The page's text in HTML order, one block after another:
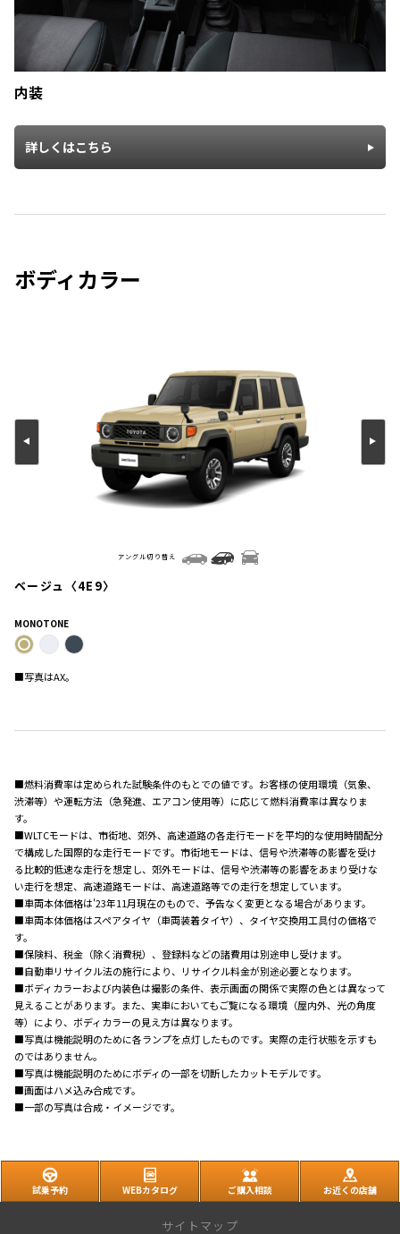
内装
詳しくはこちら
ボディカラー
ベージュ〈4E9〉
アングル切り替え
MONOTONE
■写真はAX。
■燃料消費率は定められた試験条件のもとでの値です。お客様の使用環境（気象、
渋滞等）や運転方法（急発進、エアコン使用等）に応じて燃料消費率は異なりま
す。
■WLTCモードは、市街地、郊外、高速道路の各走行モードを平均的な使用時間配分
で構成した国際的な走行モードです。市街地モードは、信号や渋滞等の影響を受け
る比較的低速な走行を想定し、郊外モードは、信号や渋滞等の影響をあまり受けな
い走行を想定、高速道路モードは、高速道路等での走行を想定しています。
■車両本体価格は'23年11月現在のもので、予告なく変更となる場合があります。
■車両本体価格はスペアタイヤ（車両装着タイヤ）、タイヤ交換用工具付の価格で
す。
■保険料、税金（除く消費税）、登録料などの諸費用は別途申し受けます。
■自動車リサイクル法の施行により、リサイクル料金が別途必要となります。
■ボディカラーおよび内装色は撮影の条件、表示画面の関係で実際の色とは異なって
見えることがあります。また、実車においてもご覧になる環境（屋内外、光の角度
等）により、ボディカラーの見え方は異なります。
■写真は機能説明のために各ランプを点灯したものです。実際の走行状態を示すも
のではありません。
■写真は機能説明のためにボディの一部を切断したカットモデルです。
■画面はハメ込み合成です。
■一部の写真は合成・イメージです。
試乗予約 WEBカタログ ご購入相談 お近くの店舗
サイトマップ